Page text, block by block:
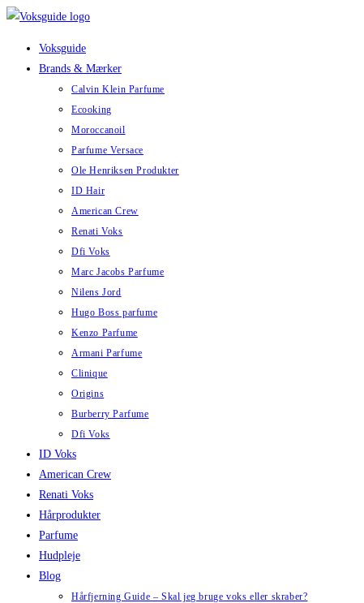
Skip
Voksguide
Brands & Mærker
Calvin Klein Parfume
Ecooking
Moroccanoil
Parfume Versace
Ole Henriksen Produkter
ID Hair
American Crew
Renati Voks
Dfi Voks
Marc Jacobs Parfume
Nilens Jord
Hugo Boss parfume
Kenzo Parfume
Armani Parfume
Clinique
Origins
Burberry Parfume
Dfi Voks
ID Voks
American Crew
Renati Voks
Hårprodukter
Parfume
Hudpleje
Blog
Hårfjerning Guide – Skal jeg bruge voks eller skraber?